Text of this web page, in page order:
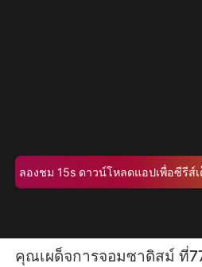
ลองชม 15s ดาวน์โหลดแอปเพื่อซีรีส์
คุณเผด็จการจอมซาดิสม์ ที่